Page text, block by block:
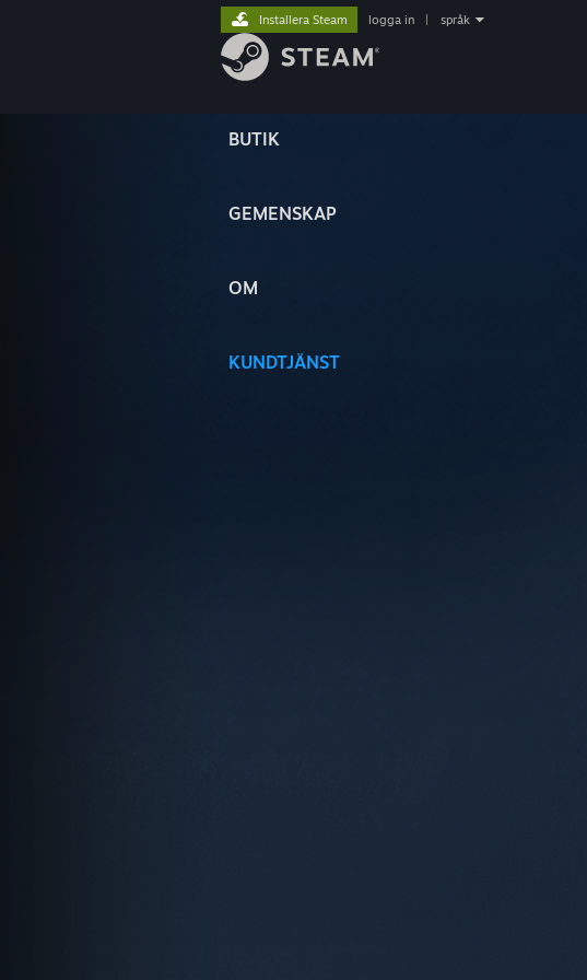
BUTIK
GEMENSKAP
OM
KUNDTJÄNST
Installera Steam logga in språk